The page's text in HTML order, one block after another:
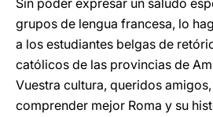
Sin poder expresar un saludo
grupos de lengua francesa, lo
a los estudiantes belgas de
católicos de las provincias de
Vuestra cultura, queridos
comprender mejor Roma y su